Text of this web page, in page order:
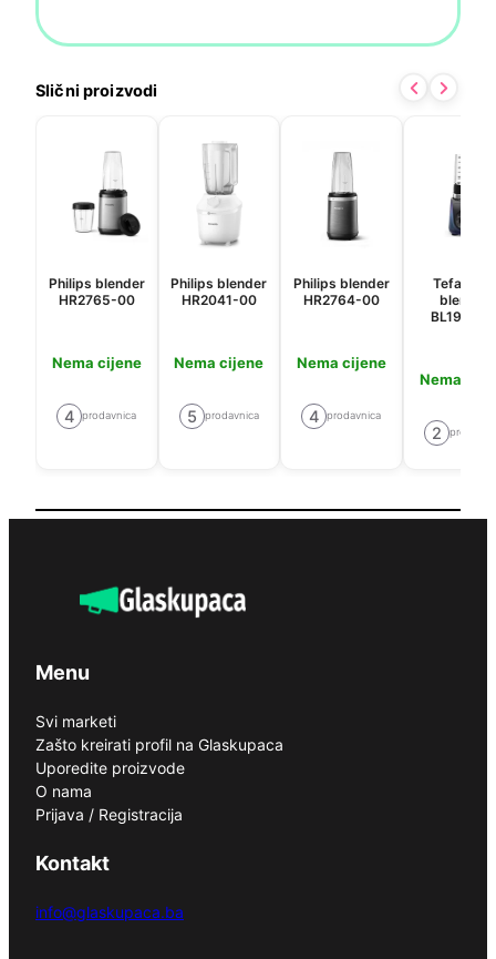
Slični proizvodi
Philips blender
HR2765-00
Nema cijene
4 prodavnica
Philips blender
HR2041-00
Nema cijene
5 prodavnica
Philips blender
HR2764-00
Nema cijene
4 prodavnica
Tefal mini
blender
Nema
2
Menu
Svi marketi
Zašto kreirati profil na Glaskupaca
Uporedite proizvode
O nama
Prijava / Registracija
Kontakt
info@glaskupaca.ba